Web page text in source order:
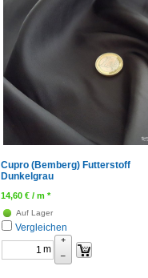
Cupro (Bemberg) Futterstoff
Dunkelgrau
14,60 € / m *
Auf Lager
Vergleichen
m
+
–